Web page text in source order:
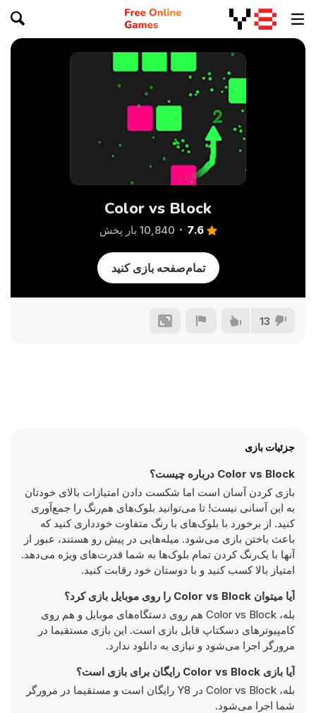
Color vs Block
7.6 10,840 بار پخش
تمام‌صفحه بازی کنید
13
جزئیات بازی
Color vs Block درباره چیست؟
بازی کردن آسان است اما شکست دادن امتیازات بالای خودتان
به این آسانی نیست! تا می‌توانید بلوک‌های هم‌رنگ را جمع‌آوری
کنید. از برخورد با بلوک‌های با رنگ متفاوت خودداری کنید که
باعث باختن بازی می‌شود. میله‌هایی در پیش رو هستند، عبور از
آنها با یک‌رنگ کردن تمام بلوک‌ها به شما قدرت‌های ویژه می‌دهد.
امتیاز بالا کسب کنید و با دوستان خود رقابت کنید.
آیا میتوان Color vs Block را روی موبایل بازی کرد؟
بله، Color vs Block هم روی دستگاه‌های موبایل و هم روی
کامپیوترهای دسکتاپ قابل بازی است. این بازی مستقیما در
مرورگر اجرا می‌شود و نیازی به دانلود ندارد.
آیا بازی Color vs Block رایگان برای بازی است؟
بله، Color vs Block در Y8 رایگان است و مستقیما در مرورگر
شما اجرا می‌شود.